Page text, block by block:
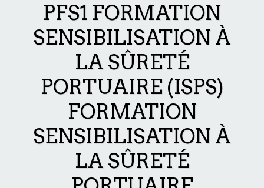
PFS1 FORMATION
SENSIBILISATION À
LA SÛRETÉ
PORTUAIRE (ISPS)
FORMATION
SENSIBILISATION À
LA SÛRETÉ